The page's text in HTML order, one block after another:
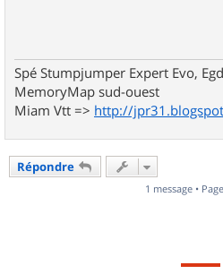
Spé Stumpjumper Expert Evo,
MemoryMap sud-ouest
Miam Vtt => http://
Répondre
1 message • Page